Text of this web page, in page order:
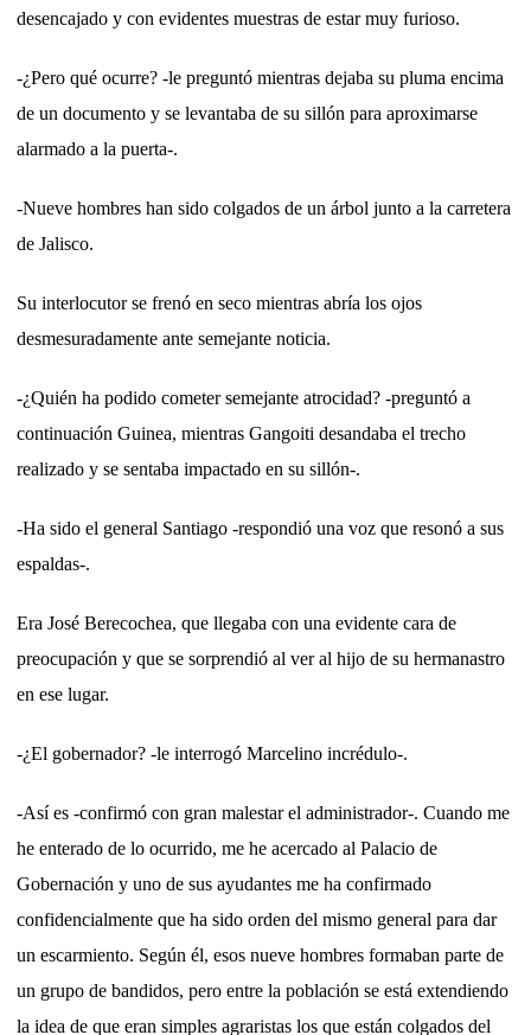
desencajado y con evidentes muestras de estar muy furioso.
-¿Pero qué ocurre? -le preguntó mientras dejaba su pluma encima
de un documento y se levantaba de su sillón para aproximarse
alarmado a la puerta-.
-Nueve hombres han sido colgados de un árbol junto a la carretera
de Jalisco.
Su interlocutor se frenó en seco mientras abría los ojos
desmesuradamente ante semejante noticia.
-¿Quién ha podido cometer semejante atrocidad? -preguntó a
continuación Guinea, mientras Gangoiti desandaba el trecho
realizado y se sentaba impactado en su sillón-.
-Ha sido el general Santiago -respondió una voz que resonó a sus
espaldas-.
Era José Berecochea, que llegaba con una evidente cara de
preocupación y que se sorprendió al ver al hijo de su hermanastro
en ese lugar.
-¿El gobernador? -le interrogó Marcelino incrédulo-.
-Así es -confirmó con gran malestar el administrador-. Cuando me
he enterado de lo ocurrido, me he acercado al Palacio de
Gobernación y uno de sus ayudantes me ha confirmado
confidencialmente que ha sido orden del mismo general para dar
un escarmiento. Según él, esos nueve hombres formaban parte de
un grupo de bandidos, pero entre la población se está extendiendo
la idea de que eran simples agraristas los que están colgados del